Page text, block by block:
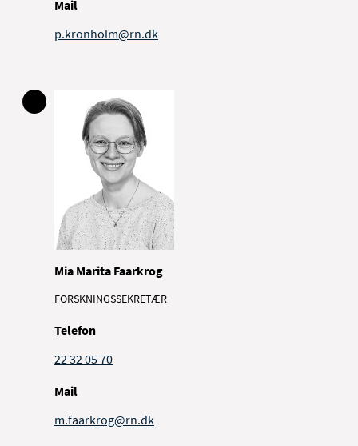
Mail
p.kronholm@rn.dk
Mia Marita Faarkrog
FORSKNINGSSEKRETÆR
Telefon
22 32 05 70
Mail
m.faarkrog@rn.dk